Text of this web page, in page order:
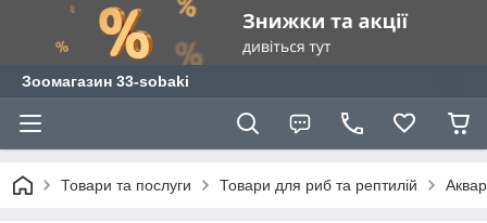
Зоомагазин 33-sobaki
Товари та послуги Товари для риб та рептилій